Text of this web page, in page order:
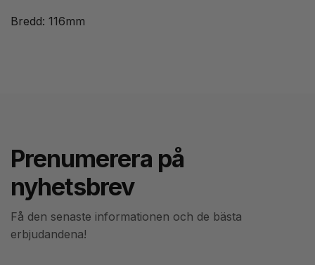
Bredd: 116mm
Prenumerera på
nyhetsbrev
Få den senaste informationen och de bästa
erbjudandena!